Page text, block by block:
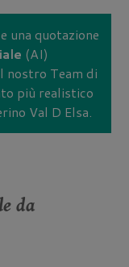
una quotazione
(AI)
nostro Team di
più realistico
Val D Elsa.
da